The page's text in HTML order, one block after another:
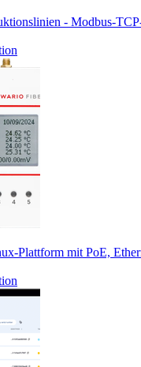
- Modbus-
Plattform mit PoE,